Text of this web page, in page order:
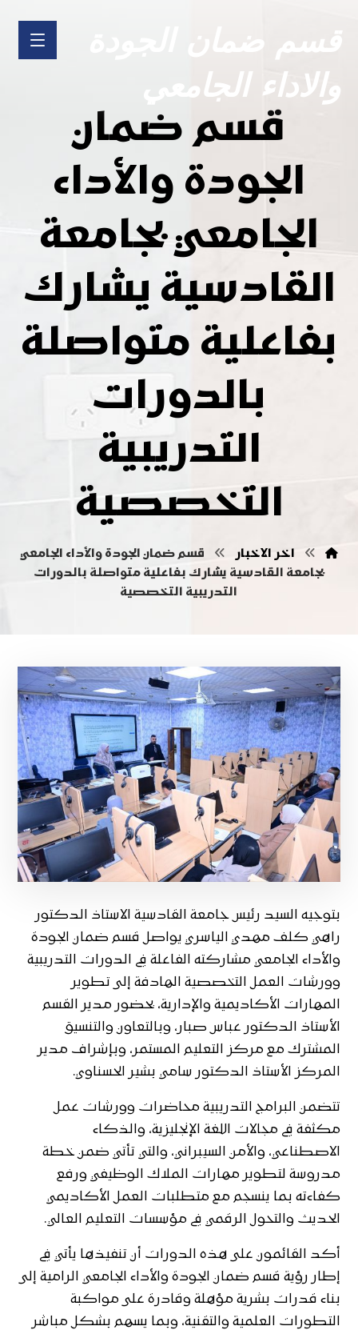
قسم ضمان الجودة
والاداء الجامعي
قسم ضمان
الجودة والأداء
الجامعي بجامعة
القادسية يشارك
بفاعلية متواصلة
بالدورات
التدريبية
التخصصية
اخر الاخبار
قسم ضمان الجودة والأداء الجامعي
بجامعة القادسية يشارك بفاعلية متواصلة بالدورات
التدريبية التخصصية
بتوجيه السيد رئيس جامعة القادسية الاستاذ الدكتور
راهي كلف مهدي الياسري يواصل قسم ضمان الجودة
والأداء الجامعي مشاركته الفاعلة في الدورات التدريبية
وورشات العمل التخصصية الهادفة إلى تطوير
المهارات الأكاديمية والإدارية، بحضور مدير القسم
الأستاذ الدكتور عباس صبار، وبالتعاون والتنسيق
المشترك مع مركز التعليم المستمر، وبإشراف مدير
المركز الأستاذ الدكتور سامي بشير الحسناوي.
تتضمن البرامج التدريبية محاضرات وورشات عمل
مكثفة في مجالات اللغة الإنجليزية، والذكاء
الاصطناعي، والأمن السيبراني، والتي تأتي ضمن خطة
مدروسة لتطوير مهارات الملاك الوظيفي ورفع
كفاءته بما ينسجم مع متطلبات العمل الأكاديمي
الحديث والتحول الرقمي في مؤسسات التعليم العالي.
أكد القائمون على هذه الدورات أن تنفيذها يأتي في
إطار رؤية قسم ضمان الجودة والأداء الجامعي الرامية إلى
بناء قدرات بشرية مؤهلة وقادرة على مواكبة
التطورات العلمية والتقنية، وبما يسهم بشكل مباشر